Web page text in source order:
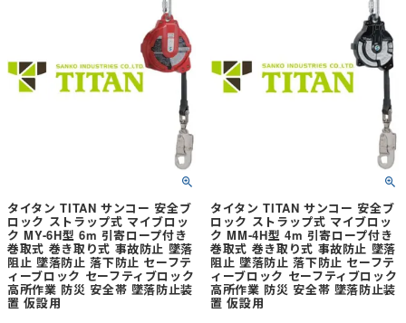
タイタン TITAN サンコー 安全ブ
ロック ストラップ式 マイブロッ
ク MY-6H型 6m 引寄ロープ付き
巻取式 巻き取り式 事故防止 墜落
阻止 墜落防止 落下防止 セーフテ
ィーブロック セーフティブロック
高所作業 防災 安全帯 墜落防止装
置 仮設用
タイタン TITAN サンコー 安全ブ
ロック ストラップ式 マイブロッ
ク MM-4H型 4m 引寄ロープ付き
巻取式 巻き取り式 事故防止 墜落
阻止 墜落防止 落下防止 セーフテ
ィーブロック セーフティブロック
高所作業 防災 安全帯 墜落防止装
置 仮設用